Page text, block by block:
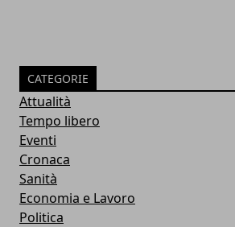
CATEGORIE
Attualità
Tempo libero
Eventi
Cronaca
Sanità
Economia e Lavoro
Politica